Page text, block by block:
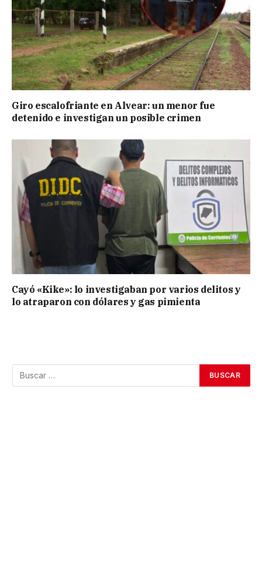
Giro escalofriante en Alvear: un menor fue
detenido e investigan un posible crimen
Cayó «Kike»: lo investigaban por varios delitos y
lo atraparon con dólares y gas pimienta